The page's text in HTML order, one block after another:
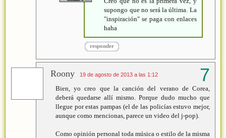
supongo que no será la última. La
"inspiración" se paga con enlaces
haha
responder
Roony 19 de agosto de 2013 a las 1:12
Bien, yo creo que la canción del verano de Corea,
deberá quedarse allí mismo. Porque dudo mucho que
llegue por estas pampas (el de las policías estuvo mejor,
aunque como mencionas, parece un video del j-pop).
Como opinión personal toda música o estilo de la misma